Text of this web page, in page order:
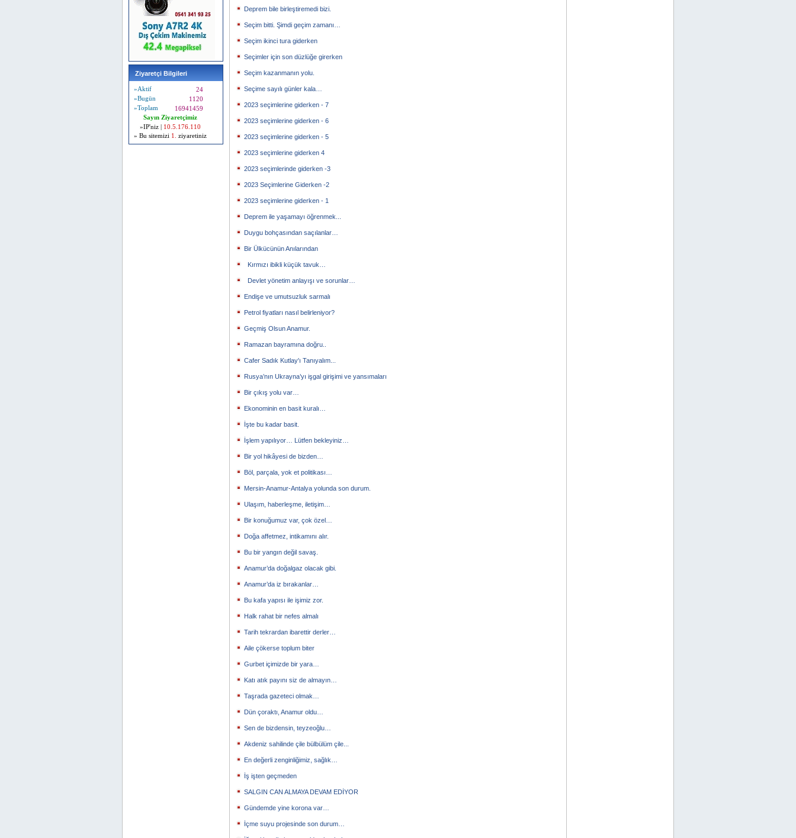
Ziyaretçi Bilgileri
»Aktif
24
»Bugün
1120
»Toplam
16941459
Sayın Ziyaretçimiz
»IP'niz |
10.5.176.110
» Bu sitemizi 1. ziyaretiniz
Deprem bile birleştiremedi bizi.
Seçim bitti. Şimdi geçim zamanı…
Seçim ikinci tura giderken
Seçimler için son düzlüğe girerken
Seçim kazanmanın yolu.
Seçime sayılı günler kala…
2023 seçimlerine giderken - 7
2023 seçimlerine giderken - 6
2023 seçimlerine giderken - 5
2023 seçimlerine giderken 4
2023 seçimlerinde giderken -3
2023 Seçimlerine Giderken -2
2023 seçimlerine giderken - 1
Deprem ile yaşamayı öğrenmek...
Duygu bohçasından saçılanlar…
Bir Ülkücünün Anılarından
Kırmızı ibikli küçük tavuk…
Devlet yönetim anlayışı ve sorunlar…
Endişe ve umutsuzluk sarmalı
Petrol fiyatları nasıl belirleniyor?
Geçmiş Olsun Anamur.
Ramazan bayramına doğru..
Cafer Sadık Kutlay'ı Tanıyalım...
Rusya’nın Ukrayna’yı işgal girişimi ve yansımaları
Bir çıkış yolu var…
Ekonominin en basit kuralı…
İşte bu kadar basit.
İşlem yapılıyor… Lütfen bekleyiniz…
Bir yol hikâyesi de bizden…
Böl, parçala, yok et politikası…
Mersin-Anamur-Antalya yolunda son durum.
Ulaşım, haberleşme, iletişim…
Bir konuğumuz var, çok özel…
Doğa affetmez, intikamını alır.
Bu bir yangın değil savaş.
Anamur’da doğalgaz olacak gibi.
Anamur’da iz bırakanlar…
Bu kafa yapısı ile işimiz zor.
Halk rahat bir nefes almalı
Tarih tekrardan ibarettir derler…
Aile çökerse toplum biter
Gurbet içimizde bir yara…
Katı atık payını siz de almayın…
Taşrada gazeteci olmak…
Dün çoraktı, Anamur oldu…
Sen de bizdensin, teyzeoğlu…
Akdeniz sahilinde çile bülbülüm çile...
En değerli zenginliğimiz, sağlık…
İş işten geçmeden
SALGIN CAN ALMAYA DEVAM EDİYOR
Gündemde yine korona var…
İçme suyu projesinde son durum…